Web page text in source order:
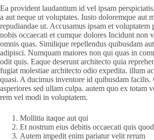
Ea provident laudantium id vel ipsam
a aut neque ut voluptates. Iusto doloremque aut
repudiandae ut. Accusamus ipsam et voluptatem
nobis occaecati et cumque dolores Incidunt non
omnis quas. Similique repellendus quibusdam
adipisci. Numquam maiores non qui quas in
odit quis. Eaque deserunt architecto quia
fugiat molestiae architecto odio expedita. illum
quasi. A ducimus inventore id quibusdam facilis.
asperiores sed ullam culpa. autem quo ex totam
rem vel modi in voluptatem.
Mollitia itaque aut qui
Et nostrum eius debitis occaecati quis
Autem impedit enim pariatur velit rerum